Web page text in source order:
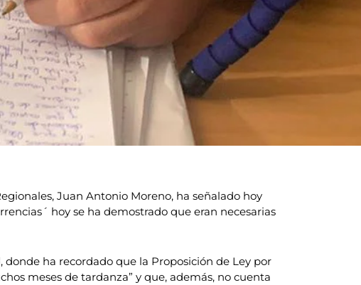
Juan Antonio Moreno, ha señalado hoy
hoy se ha demostrado que eran necesarias
ha recordado que la Proposición de Ley por
meses de tardanza” y que, además, no cuenta